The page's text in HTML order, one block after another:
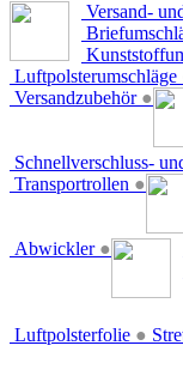
Versand-
Luftpolsterumschläge
Versandzubehör ●
Schnellverschluss-
Transportrollen ●
Abwickler ●
Luftpolsterfolie ●